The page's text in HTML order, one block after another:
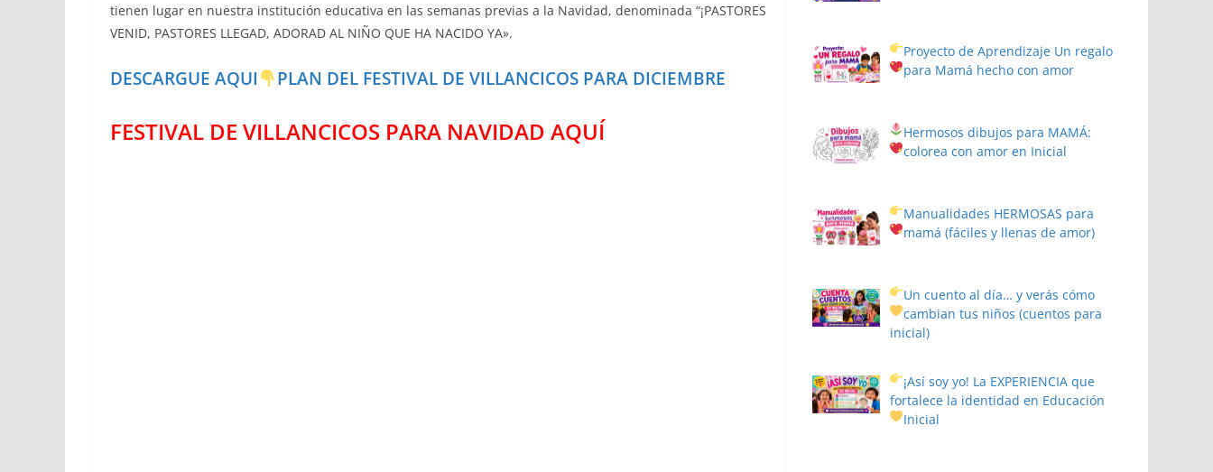
tienen lugar en nuestra institución educativa en las semanas previas a la Navidad, denominada “¡PASTORES
VENID, PASTORES LLEGAD, ADORAD AL NIÑO QUE HA NACIDO YA».
DESCARGUE AQUI PLAN DEL FESTIVAL DE VILLANCICOS PARA DICIEMBRE
FESTIVAL DE VILLANCICOS PARA NAVIDAD AQUÍ
Proyecto de Aprendizaje Un regalo
para Mamá hecho con amor
Hermosos dibujos para MAMÁ:
colorea con amor en Inicial
Manualidades HERMOSAS para
mamá (fáciles y llenas de amor)
Un cuento al día… y verás cómo
cambian tus niños(cuentos para
inicial)
¡Así soy yo! La EXPERIENCIA que
fortalece la identidad en Educación
Inicial